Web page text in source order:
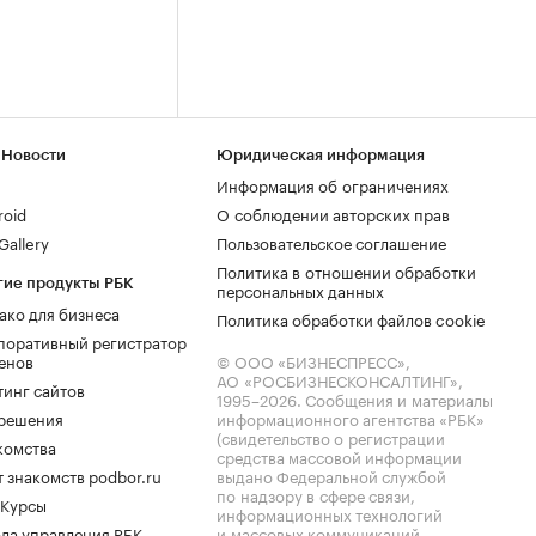
продукты РБК
для бизнеса
регистратор
сайтов
знакомств podbor.ru
Юридическая информация
Информация об ограничениях
О соблюдении авторских прав
Пользовательское соглашение
Политика в отношении обработки
персональных данных
Политика обработки файлов cookie
© ООО «БИЗНЕСПРЕСС»,
АО «РОСБИЗНЕСКОНСАЛТИНГ»,
1995–2026. Сообщения и материалы
информационного агентства «РБК»
(свидетельство о регистрации
средства массовой информации
выдано Федеральной службой
по надзору в сфере связи,
информационных технологий